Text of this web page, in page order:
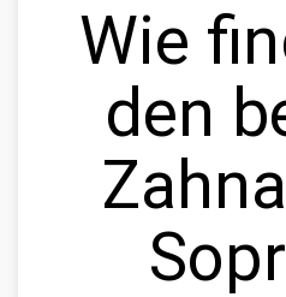
Wie
den